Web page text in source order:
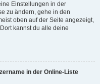
Einstellungen in der
zu ändern, gehe in den
oben auf der Seite angezeigt,
kannst du alle deine
in der Online-Liste